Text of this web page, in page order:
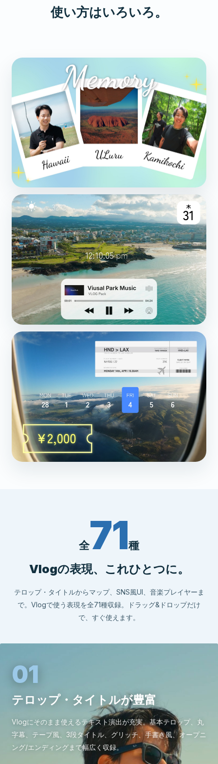
使い方はいろいろ。
全71種
Vlogの表現、これひとつに。
テロップ・タイトルからマップ、SNS風UI、音楽プレイヤーま
で。Vlogで使う表現を全71種収録。ドラッグ&ドロップだけ
で、すぐ使えます。
01
テロップ・タイトルが豊富
Vlogにそのまま使えるテキスト演出が充実。基本テロップ、丸
字幕、テープ風、3段タイトル、グリッチ、手書き風、オープニ
ング/エンディングまで幅広く収録。